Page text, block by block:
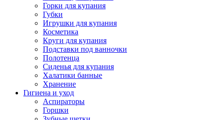
Горки для купания
Губки
Игрушки для купания
Косметика
Круги для купания
Подставки под ванночки
Полотенца
Сиденья для купания
Халатики банные
Хранение
Гигиена и уход
Аспираторы
Горшки